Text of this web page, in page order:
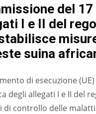
del
I e II del
suina
di esecuzione
degli allegati I e II del
di controllo delle